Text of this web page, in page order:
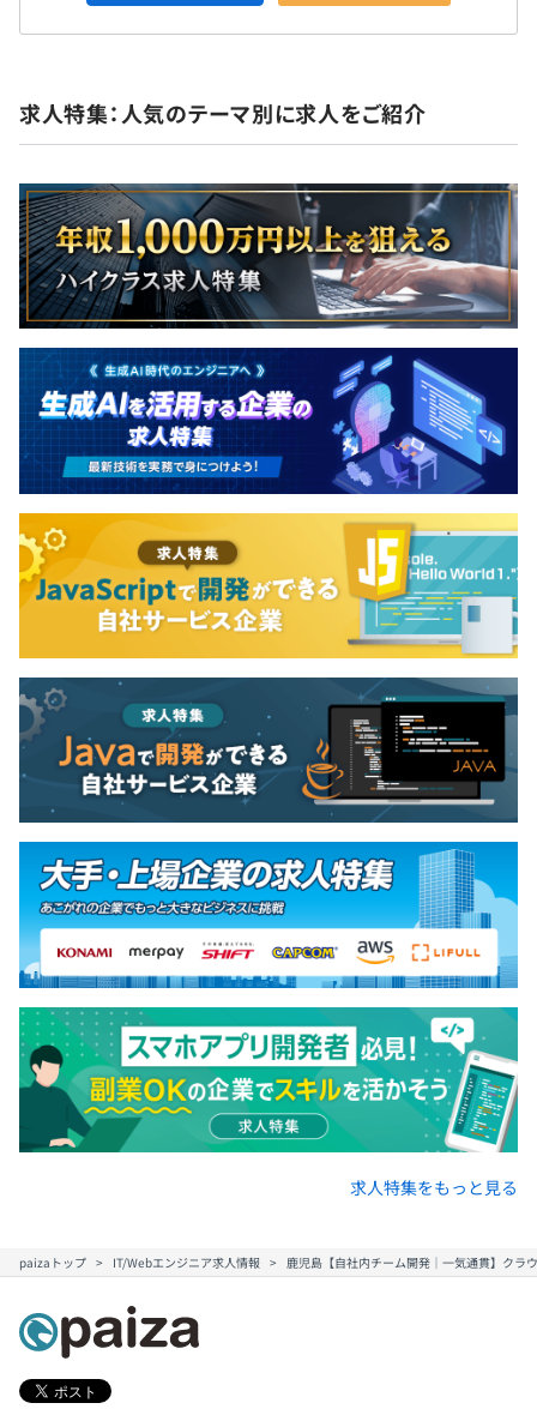
求人特集：人気のテーマ別に求人をご紹介
求人特集をもっと見る
paizaトップ IT/Webエンジニア求人情報 鹿児島【自社内チーム開発｜一気通貫】クラ